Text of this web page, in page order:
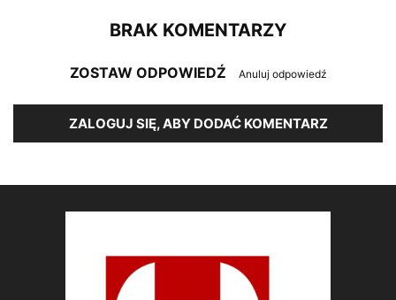
BRAK KOMENTARZY
ZOSTAW ODPOWIEDŹ Anuluj odpowiedź
ZALOGUJ SIĘ, ABY DODAĆ KOMENTARZ